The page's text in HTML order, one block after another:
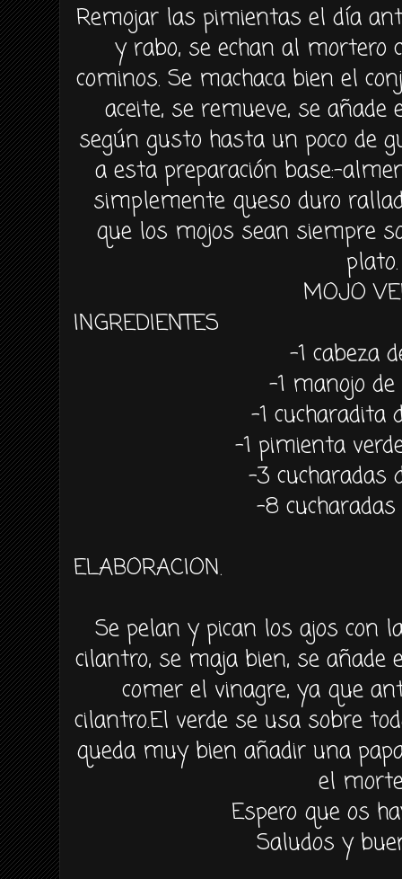
Remojar las pimientas el día
y rabo, se echan al mortero
cominos. Se machaca bien el
aceite, se remueve, se
según gusto hasta un poco de
a esta preparación base:-
simplemente queso duro
que los mojos sean siempre
plato.
MOJO
INGREDIENTES
-1 cabeza
-1 manojo
-1 cucharadita
-1 pimienta
-3 cucharadas
-8
ELABORACION.
Se pelan y pican los ajos con
cilantro, se maja bien, se añade
comer el vinagre, ya que
cilantro.El verde se usa sobre
queda muy bien añadir una
el
Espero que os
Saludos y